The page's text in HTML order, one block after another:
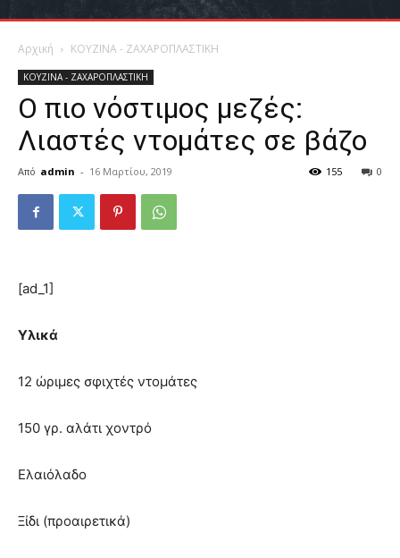
Αρχική ΚΟΥΖΙΝΑ - ΖΑΧΑΡΟΠΛΑΣΤΙΚΗ
ΚΟΥΖΙΝΑ - ΖΑΧΑΡΟΠΛΑΣΤΙΚΗ
Ο πιο νόστιμος μεζές:
Λιαστές ντομάτες σε βάζο
Από admin - 16 Μαρτίου, 2019 0
155
[ad_1]
Υλικά
12 ώριμες σφιχτές ντομάτες
150 γρ. αλάτι χοντρό
Ελαιόλαδο
Ξίδι (προαιρετικά)